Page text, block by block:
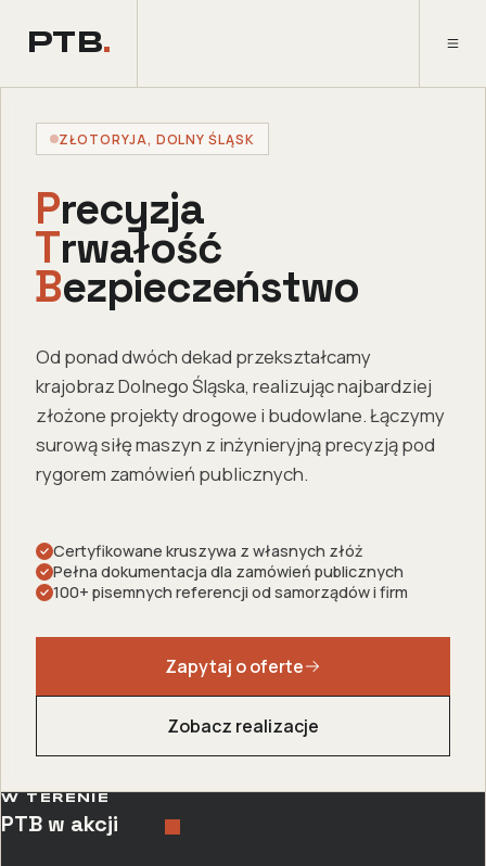
PTB.
ZŁOTORYJA, DOLNY ŚLĄSK
Precyzja
Trwałość
Bezpieczeństwo
Od ponad dwóch dekad przekształcamy
krajobraz Dolnego Śląska, realizując najbardziej
złożone projekty drogowe i budowlane. Łączymy
surową siłę maszyn z inżynieryjną precyzją pod
rygorem zamówień publicznych.
Certyfikowane kruszywa z własnych złóż
Pełna dokumentacja dla zamówień publicznych
100+ pisemnych referencji od samorządów i firm
Zapytaj o oferte
Zobacz realizacje
W TERENIE
PTB w akcji